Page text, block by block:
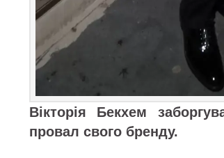
Вікторія Бекхем
провал свого бренду.